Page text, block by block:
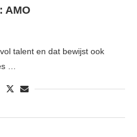
AMO
talent en dat bewijst ook
…